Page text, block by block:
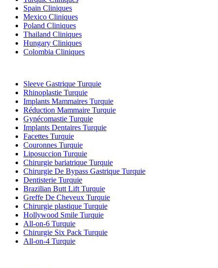
Spain Cliniques
Mexico Cliniques
Poland Cliniques
Thailand Cliniques
Hungary Cliniques
Colombia Cliniques
Sleeve Gastrique Turquie
Rhinoplastie Turquie
Implants Mammaires Turquie
Réduction Mammaire Turquie
Gynécomastie Turquie
Implants Dentaires Turquie
Facettes Turquie
Couronnes Turquie
Liposuccion Turquie
Chirurgie bariatrique Turquie
Chirurgie De Bypass Gastrique Turquie
Dentisterie Turquie
Brazilian Butt Lift Turquie
Greffe De Cheveux Turquie
Chirurgie plastique Turquie
Hollywood Smile Turquie
All-on-6 Turquie
Chirurgie Six Pack Turquie
All-on-4 Turquie